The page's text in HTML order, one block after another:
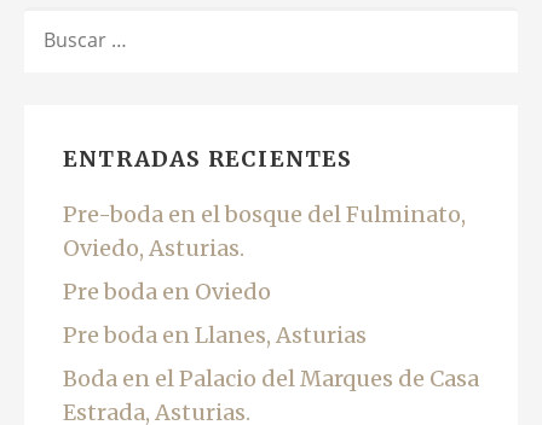
ENTRADAS RECIENTES
Pre-boda en el bosque del Fulminato,
Oviedo, Asturias.
Pre boda en Oviedo
Pre boda en Llanes, Asturias
Boda en el Palacio del Marques de Casa
Estrada, Asturias.